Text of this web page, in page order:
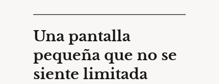
Una pantalla
pequeña que no se
siente limitada